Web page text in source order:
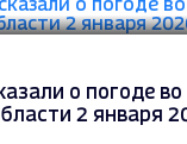
о погоде во
2 января